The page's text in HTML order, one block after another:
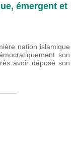
émergent et
nation islamique
son
avoir déposé son